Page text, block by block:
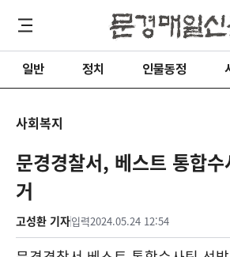
일반 정치 인물동정
사회복지
문경경찰서, 베스트 통합
거
고성환 기자입력2024.05.24 12:54